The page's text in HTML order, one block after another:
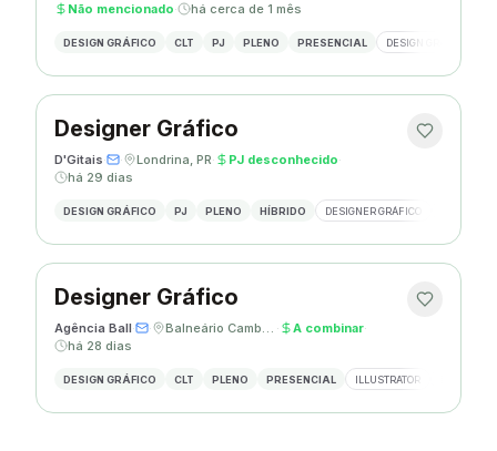
Não mencionado· há cerca de 1 mês
DESIGN GRÁFICO CLT PJ PLENO PRESENCIAL DESIGN GRÁFICO
Designer Gráfico
D'Gitais· · Londrina, PR· PJ desconhecido·
há 29 dias
DESIGN GRÁFICO PJ PLENO HÍBRIDO DESIGNER GRÁFICO
Designer Gráfico
Agência Ball· · Balneário Camboriú, SC · A combinar·
há 28 dias
DESIGN GRÁFICO CLT PLENO PRESENCIAL ILLUSTRATOR